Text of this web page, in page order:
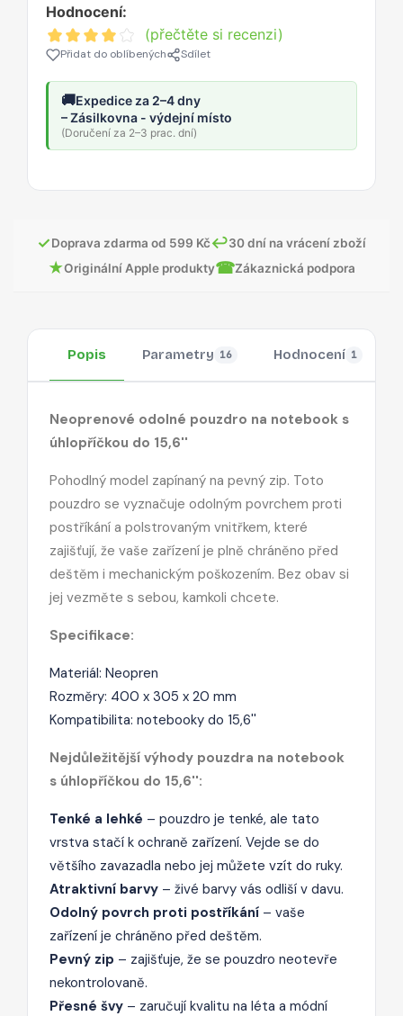
Hodnocení:
(přečtěte si recenzi)
Přidat do oblíbených Sdílet
🚚Expedice za 2–4 dny
– Zásilkovna - výdejní místo
(Doručení za 2–3 prac. dní)
✓Doprava zdarma od 599 Kč↩30 dní na vrácení zboží
★Originální Apple produkty☎Zákaznická podpora
Popis Parametry 16 Hodnocení 1
Neoprenové odolné pouzdro na notebook s
úhlopříčkou do 15,6''
Pohodlný model zapínaný na pevný zip. Toto
pouzdro se vyznačuje odolným povrchem proti
postříkání a polstrovaným vnitřkem, které
zajišťují, že vaše zařízení je plně chráněno před
deštěm i mechanickým poškozením. Bez obav si
jej vezměte s sebou, kamkoli chcete.
Specifikace:
Materiál: Neopren
Rozměry: 400 x 305 x 20 mm
Kompatibilita: notebooky do 15,6''
Nejdůležitější výhody pouzdra na notebook
s úhlopříčkou do 15,6'':
Tenké a lehké – pouzdro je tenké, ale tato
vrstva stačí k ochraně zařízení. Vejde se do
většího zavazadla nebo jej můžete vzít do ruky.
Atraktivní barvy – živé barvy vás odliší v davu.
Odolný povrch proti postříkání – vaše
zařízení je chráněno před deštěm.
Pevný zip – zajišťuje, že se pouzdro neotevře
nekontrolovaně.
Přesné švy – zaručují kvalitu na léta a módní